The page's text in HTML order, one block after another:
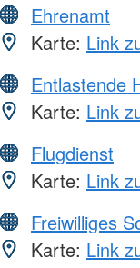
Ehrenamt
Karte: Link
Entlastende
Karte: Link
Flugdienst
Karte: Link
Freiwilliges
Karte: Link